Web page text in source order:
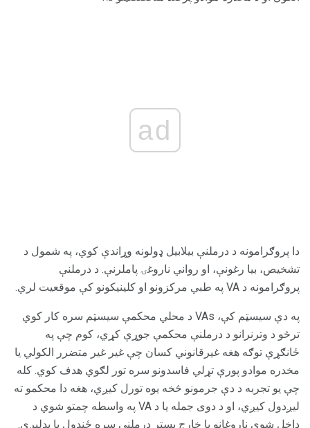
ad
دا پروګرامونه د درملنې بیلابیل ډولونه وړاندې کوي، په شمول د
تشخیص، بیا رغونې، او رواني ناروغۍ پاملرنې. د درملنې
پروګرامونه د VA په طبي مرکزونو او کلینیکونو کې موقعیت لري.
په دې سیسټم کې، VAs د محلي محکمې سیسټم سره کار کوي
ترڅو د وترنرانو د درملنې محکمې جوړې کړي، کوم چې په
ځانګړې توګه هغه غیرقانوني کسان چې غیر غیر متضرر الکولي یا
مخدره موادو پورې تړلي فاسدونو سره تور لګوي هدف کوي. کله
چې یو تجربه د دې جرمونو څخه یوه تورل کیږي، هغه دا محکمو ته
لیږدول کیږي، او د دوی جمله یا د VA په واسطه چمتو شوي د
داخل شوي ناروغانو یا خارج بستر درملنې سره ځنډول یا بدلیږي.